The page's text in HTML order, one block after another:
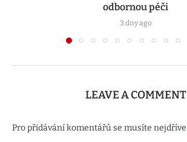
odbornou péči
3 dny ago
LEAVE A COMMENT
Pro přidávání komentářů se musíte nejdříve